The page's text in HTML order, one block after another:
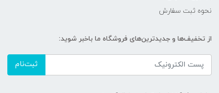
نحوه ثبت سفارش
از تخفیف‌ها و جدیدترین‌های فروشگاه ما باخبر شوید:
ثبت‌نام